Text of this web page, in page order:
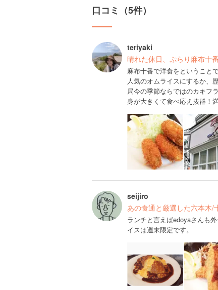
口コミ（5件）
teriyaki
晴れた休日、ぷらり麻布十番
麻布十番で洋食をということ
人気のオムライスにするか、
局今の季節ならではのカキフ
身が大きくて食べ応え抜群！
seijiro
あの食通と厳選した六本木/
ランチと言えばedoyaさんも
イスは週末限定です。